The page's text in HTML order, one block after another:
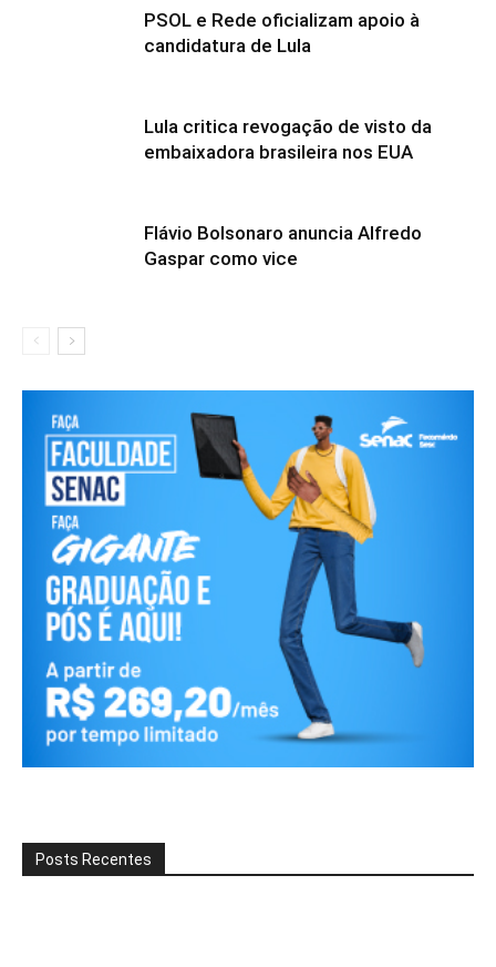
PSOL e Rede oficializam apoio à
candidatura de Lula
Lula critica revogação de visto da
embaixadora brasileira nos EUA
Flávio Bolsonaro anuncia Alfredo
Gaspar como vice
Posts Recentes